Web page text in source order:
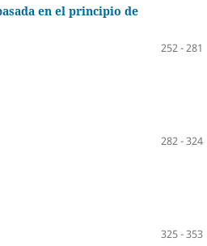
en el principio de
252 - 281
282 - 324
325 - 353